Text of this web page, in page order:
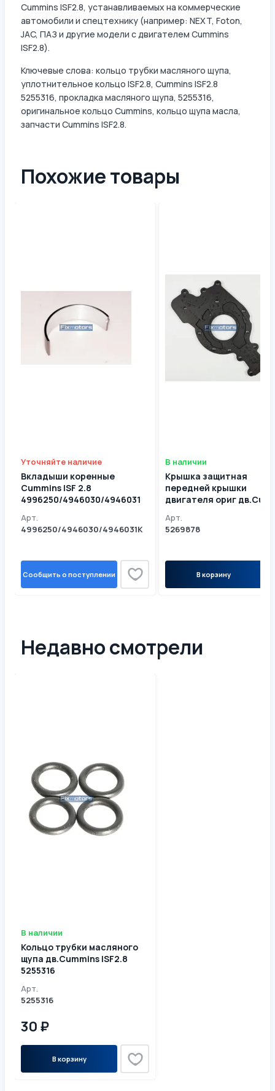
Cummins ISF2.8, устанавливаемых на коммерческие
автомобили и спецтехнику (например: NEXT, Foton,
JAC, ПАЗ и другие модели с двигателем Cummins
ISF2.8).
Ключевые слова: кольцо трубки масляного щупа,
уплотнительное кольцо ISF2.8, Cummins ISF2.8
5255316, прокладка масляного щупа, 5255316,
оригинальное кольцо Cummins, кольцо щупа масла,
запчасти Cummins ISF2.8.
Похожие товары
Уточняйте наличие
Вкладыши коренные
Cummins ISF 2.8
4996250/4946030/4946031
(10шт)
Арт.
4996250/4946030/4946031К
Сообщить о поступлении
В наличии
Крышка защитная
передней крышки
двигателя ориг
Арт.
5269878
В корзину
Недавно смотрели
В наличии
Кольцо трубки масляного
щупа дв.Cummins ISF2.8
5255316
Арт.
5255316
30 ₽
В корзину